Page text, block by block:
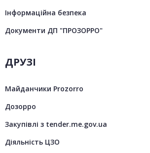
Інформаційна безпека
Документи ДП "ПРОЗОРРО"
ДРУЗІ
Майданчики Prozorro
Дозорро
Закупівлі з tender.me.gov.ua
Діяльність ЦЗО